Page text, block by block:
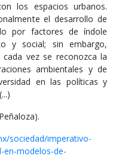
los espacios urbanos.
el desarrollo de
por factores de índole
y social; sin embargo,
vez se reconozca la
ambientales y de
en las políticas y
sociedad/imperativo-
en-modelos-de-